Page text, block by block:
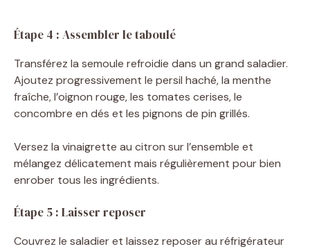
Étape 4 : Assembler le taboulé
Transférez la semoule refroidie dans un grand saladier.
Ajoutez progressivement le persil haché, la menthe
fraîche, l’oignon rouge, les tomates cerises, le
concombre en dés et les pignons de pin grillés.
Versez la vinaigrette au citron sur l’ensemble et
mélangez délicatement mais régulièrement pour bien
enrober tous les ingrédients.
Étape 5 : Laisser reposer
Couvrez le saladier et laissez reposer au réfrigérateur